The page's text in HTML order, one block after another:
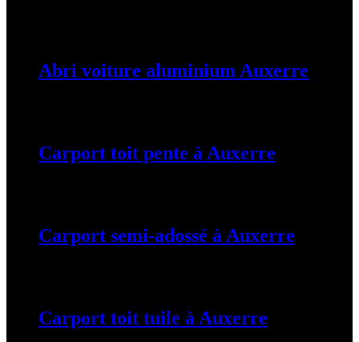
Abri voiture aluminium Auxerre
Carport toit pente à Auxerre
Carport semi-adossé à Auxerre
Carport toit tuile à Auxerre